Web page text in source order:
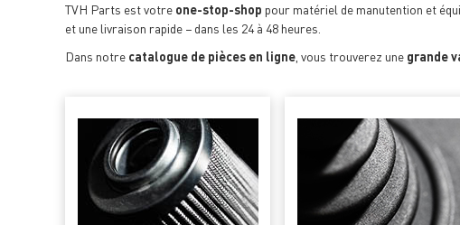
TVH Parts est votre one-stop-shop pour matériel de manutention et
et une livraison rapide − dans les 24 à 48 heures.
Dans notre catalogue de pièces en ligne , vous trouverez une grande